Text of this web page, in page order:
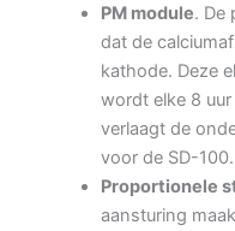
PM module. De
dat de
kathode. Deze
wordt elke 8
verlaagt de
voor de SD-100.
Proportionele
aansturing